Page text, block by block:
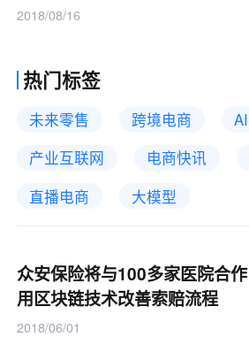
2018/08/16
热门标签
未来零售 跨境电商 AI
产业互联网
电商快讯
直播电商
大模型
众安保险将与100多家医院合作
用区块链技术改善索赔流程
2018/06/01